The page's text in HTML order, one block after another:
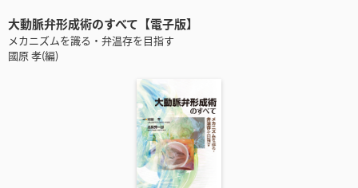
大動脈弁形成術のすべて【電子版】
メカニズムを識る・弁温存を目指す
國原 孝(編)